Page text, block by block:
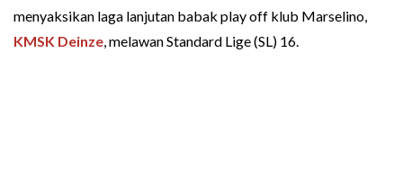
menyaksikan laga lanjutan babak play off klub Marselino,
KMSK Deinze, melawan Standard Lige (SL) 16.